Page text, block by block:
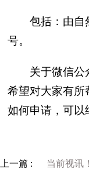
包括：由自
号。
关于微信公
希望对大家有所
如何申请，可以
上一篇 :
当前视讯